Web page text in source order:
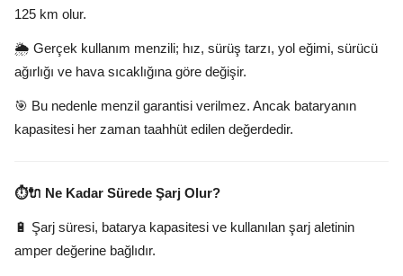
125 km olur.
🌦️ Gerçek kullanım menzili; hız, sürüş tarzı, yol eğimi, sürücü
ağırlığı ve hava sıcaklığına göre değişir.
🎯 Bu nedenle menzil garantisi verilmez. Ancak bataryanın
kapasitesi her zaman taahhüt edilen değerdedir.
⏱️🔌 Ne Kadar Sürede Şarj Olur?
🔋 Şarj süresi, batarya kapasitesi ve kullanılan şarj aletinin
amper değerine bağlıdır.